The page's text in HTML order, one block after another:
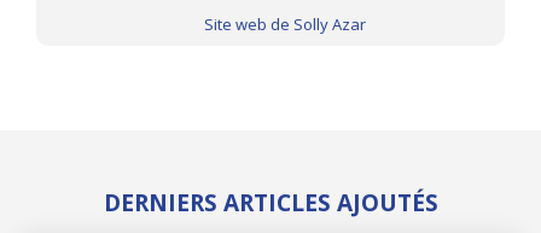
Site web de Solly Azar
DERNIERS ARTICLES AJOUTÉS